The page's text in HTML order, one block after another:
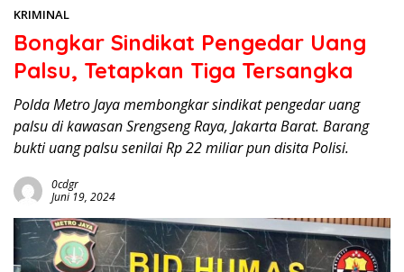
KRIMINAL
Bongkar Sindikat Pengedar Uang
Palsu, Tetapkan Tiga Tersangka
Polda Metro Jaya membongkar sindikat pengedar uang
palsu di kawasan Srengseng Raya, Jakarta Barat. Barang
bukti uang palsu senilai Rp 22 miliar pun disita Polisi.
0cdgr
Juni 19, 2024